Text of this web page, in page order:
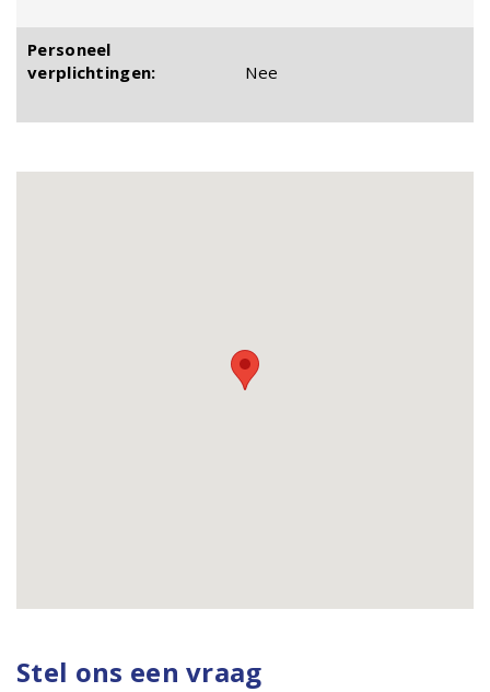
Personeel
verplichtingen:
Nee
Stel ons een vraag